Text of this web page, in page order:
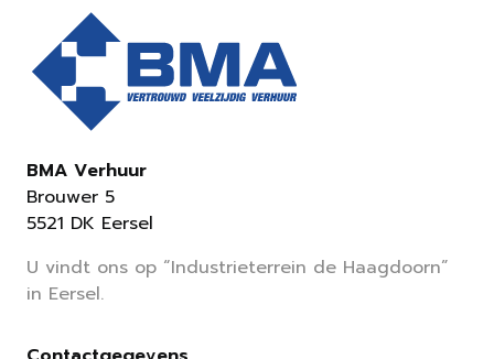
BMA Verhuur
Brouwer 5
5521 DK Eersel
U vindt ons op “Industrieterrein de Haagdoorn”
in Eersel.